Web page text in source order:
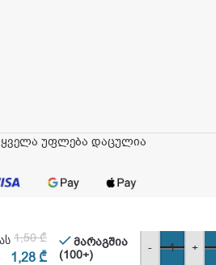
ყველა უფლება დაცულია
1,50₾
1,28₾
მარაგშია
(100+)
- +